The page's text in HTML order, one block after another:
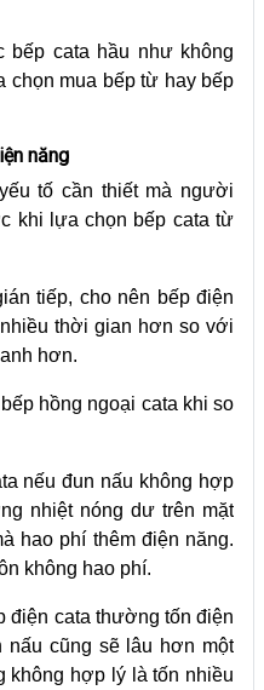
bếp cata hầu như không
chọn mua bếp từ hay bếp
năng
tố cần thiết mà người
khi lựa chọn bếp cata từ
tiếp, cho nên bếp điện
thời gian hơn so với
hơn.
hồng ngoại cata khi so
nếu đun nấu không hợp
nhiệt nóng dư trên mặt
hao phí thêm điện năng.
không hao phí.
điện cata thường tốn điện
cũng sẽ lâu hơn một
không hợp lý là tốn nhiều